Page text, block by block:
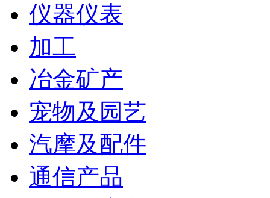
仪器仪表
加工
冶金矿产
宠物及园艺
汽摩及配件
通信产品